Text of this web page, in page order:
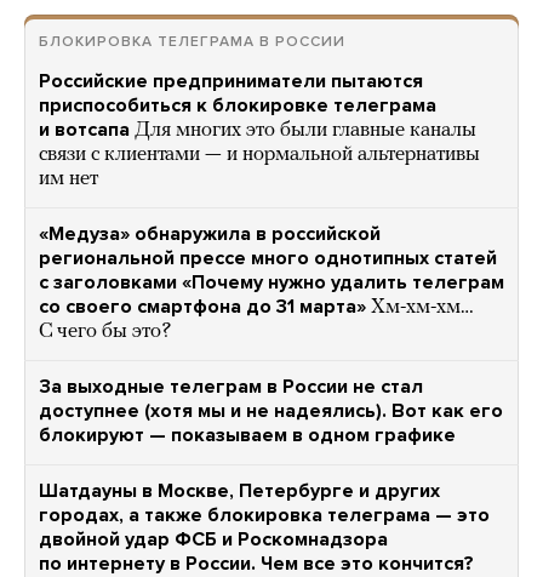
БЛОКИРОВКА ТЕЛЕГРАМА В РОССИИ
Российские предприниматели пытаются
приспособиться к блокировке телеграма
и вотсапа Для многих это были главные каналы
связи с клиентами — и нормальной альтернативы
им нет
«Медуза» обнаружила в российской
региональной прессе много однотипных статей
с заголовками «Почему нужно удалить телеграм
со своего смартфона до 31 марта» Хм-хм-хм…
С чего бы это?
За выходные телеграм в России не стал
доступнее (хотя мы и не надеялись). Вот как его
блокируют — показываем в одном графике
Шатдауны в Москве, Петербурге и других
городах, а также блокировка телеграма — это
двойной удар ФСБ и Роскомнадзора
по интернету в России. Чем все это кончится?